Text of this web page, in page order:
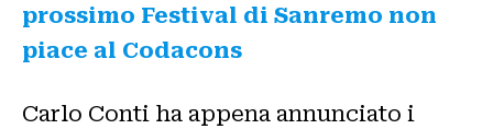
prossimo Festival di Sanremo non
piace al Codacons
Carlo Conti ha appena annunciato i